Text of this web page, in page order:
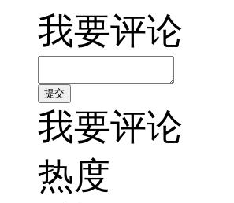
我要评论
我要评论
热度